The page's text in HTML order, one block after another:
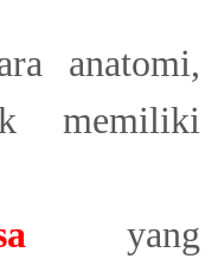
anatomi,
memiliki
yang